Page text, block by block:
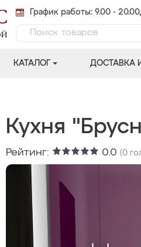
График работы: 9.00 -
КАТАЛОГ ДОСТАВКА
Кухня
Рейтинг: 0.0 (0